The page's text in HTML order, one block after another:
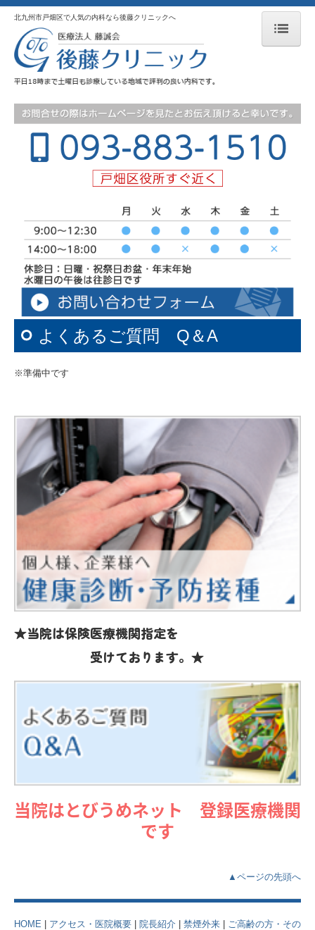
HOME
患者さまへ
一般内科
小児内科・外科
生活習慣病
睡眠時無呼吸症候群
禁煙外来
物忘れ外来
ご高齢の方・ご家族の方へ
在宅医療
健康診断
当院の特徴
アクセス・医療概要
地域医療連携
院長紹介
届出一覧
北九州市戸畑区で人気の内科なら後藤クリニックへ
★当院は保険医療機関指定を
受けております。★
当院はとびうめネット 登録医療機関
です
よくあるご質問 Q＆A
※準備中です
▲ページの先頭へ
HOME | アクセス・医院概要 | 院長紹介 | 禁煙外来 | ご高齢の方・その